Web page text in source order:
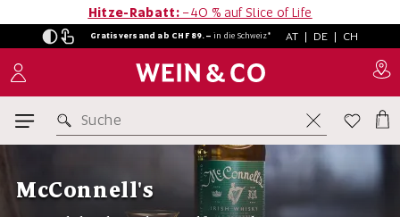
Hitze-Rabatt: −40 % auf Slice of Life
Gratisversand ab CHF 89.– in die Schweiz* AT | DE | CH
Suche
McConnell's